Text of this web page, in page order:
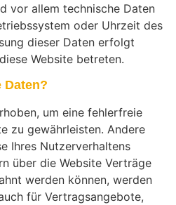
vor allem technische Daten
oder Uhrzeit des
dieser Daten erfolgt
Website betreten.
Daten?
um eine fehlerfreie
zu gewährleisten. Andere
Ihres Nutzerverhaltens
über die Website Verträge
werden können, werden
für Vertragsangebote,